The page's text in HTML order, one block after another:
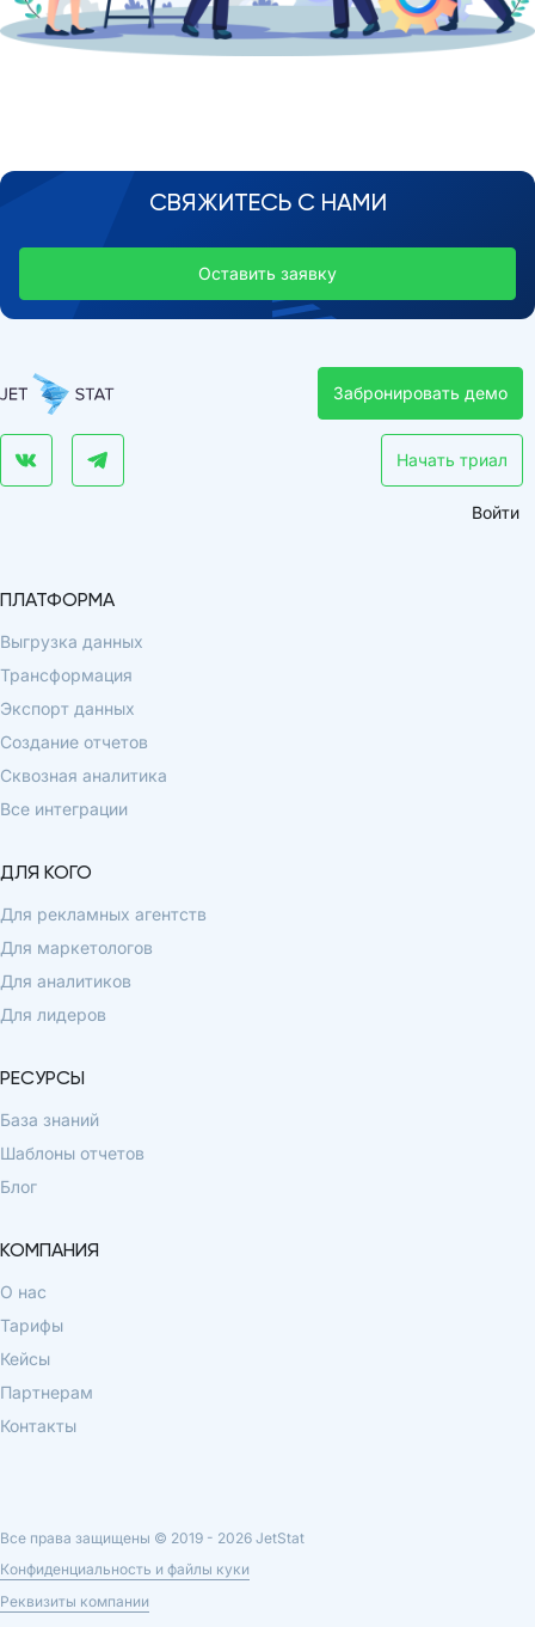
СВЯЖИТЕСЬ С НАМИ
Оставить заявку
Забронировать демо
Начать триал
Войти
ПЛАТФОРМА
Выгрузка данных
Трансформация
Экспорт данных
Создание отчетов
Сквозная аналитика
Все интеграции
ДЛЯ КОГО
Для рекламных агентств
Для маркетологов
Для аналитиков
Для лидеров
РЕСУРСЫ
База знаний
Шаблоны отчетов
Блог
КОМПАНИЯ
О нас
Тарифы
Кейсы
Партнерам
Контакты
Все права защищены © 2019 - 2026 JetStat
Конфиденциальность и файлы куки
Реквизиты компании